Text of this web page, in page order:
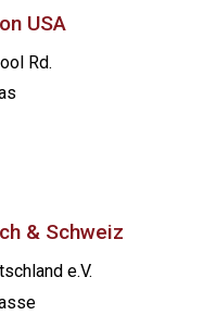
USA
Rd.
& Schweiz
e.V.